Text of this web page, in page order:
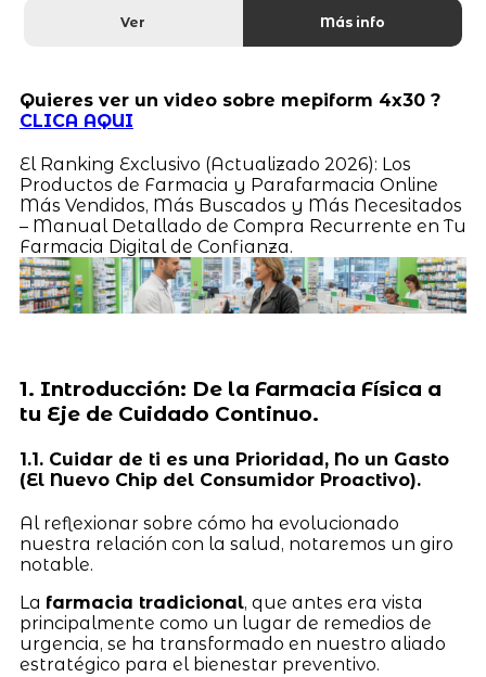
Ver Más info
Quieres ver un video sobre mepiform 4x30 ?
CLICA AQUI
El Ranking Exclusivo (Actualizado 2026): Los
Productos de Farmacia y Parafarmacia Online
Más Vendidos, Más Buscados y Más Necesitados
– Manual Detallado de Compra Recurrente en Tu
Farmacia Digital de Confianza.
1. Introducción: De la Farmacia Física a
tu Eje de Cuidado Continuo.
1.1. Cuidar de ti es una Prioridad, No un Gasto
(El Nuevo Chip del Consumidor Proactivo).
Al reflexionar sobre cómo ha evolucionado
nuestra relación con la salud, notaremos un giro
notable.
La farmacia tradicional, que antes era vista
principalmente como un lugar de remedios de
urgencia, se ha transformado en nuestro aliado
estratégico para el bienestar preventivo.